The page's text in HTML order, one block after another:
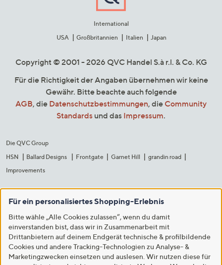
International
USA
Großbritannien Italien Japan
Copyright © 2001 - 2026 QVC Handel S.à r.l. & Co. KG
Für die Richtigkeit der Angaben übernehmen wir keine
Gewähr. Bitte beachte auch folgende
AGB, die Datenschutzbestimmungen, die Community
Standards und das Impressum.
Die QVC Group
HSN
Ballard Designs Frontgate Garnet Hill
grandin road
Improvements
Für ein personalisiertes Shopping-Erlebnis
Bitte wähle „Alle Cookies zulassen“, wenn du damit
einverstanden bist, dass wir in Zusammenarbeit mit
Drittanbietern auf deinem Endgerät technische & profilbildende
Cookies und andere Tracking-Technologien zu Analyse- &
Marketingzwecken einsetzen und auslesen. Wir nutzen diese für